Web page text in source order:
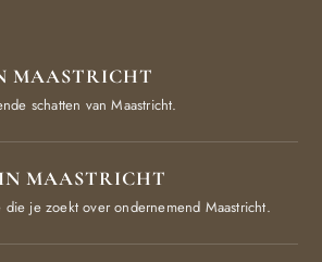
MAASTRICHT
schatten van Maastricht.
MAASTRICHT
je zoekt over ondernemend Maastricht.